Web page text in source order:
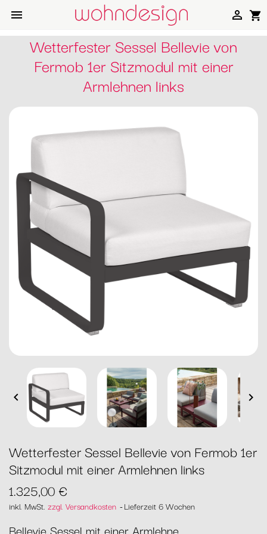
 shopping_cart

Wetterfester Sessel Bellevie von
Fermob 1er Sitzmodul mit einer
Armlehnen links
 
Wetterfester Sessel Bellevie von Fermob 1er
Sitzmodul mit einer Armlehnen links
1.325,00 €
inkl. MwSt. zzgl. Versandkosten Lieferzeit 6 Wochen
Bellevie Sessel mit einer Armlehne